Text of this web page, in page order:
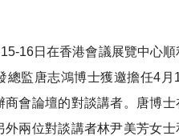
16日在香港會議展覽中心順
總監唐志鴻博士獲邀擔任4月
商會論壇的對談講者。唐博士
兩位對談講者林尹美芳女士